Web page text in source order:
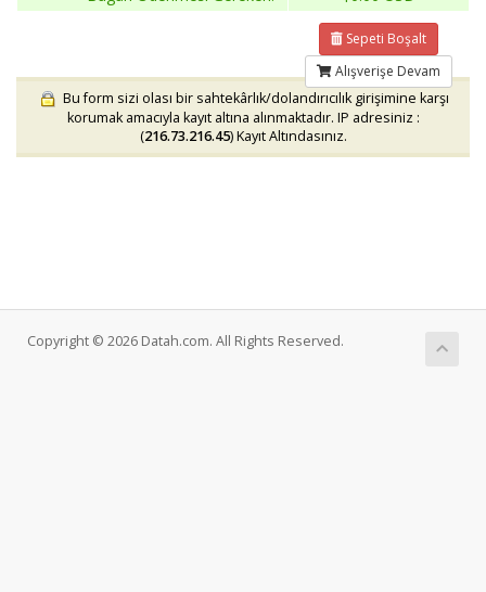
Sepeti Boşalt
Alışverişe Devam
Bu form sizi olası bir sahtekârlık/dolandırıcılık girişimine karşı
korumak amacıyla kayıt altına alınmaktadır. IP adresiniz :
(216.73.216.45) Kayıt Altındasınız.
Copyright © 2026 Datah.com. All Rights Reserved.